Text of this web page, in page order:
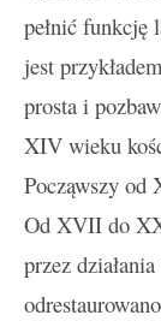
pełnić funkcję
jest
prosta i
XIV wieku
Począwszy od
Od XVII do
przez